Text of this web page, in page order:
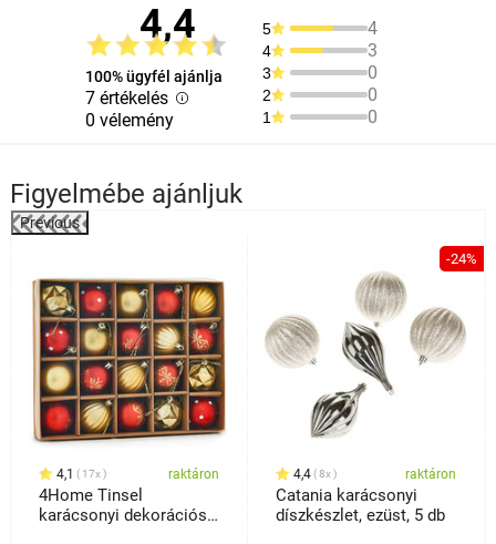
4,4
100% ügyfél ajánlja
7 értékelés
0 vélemény
5 4
4 3
3 0
2 0
1 0
Figyelmébe ajánljuk
Previous
4,1 17x raktáron
4Home Tinsel
karácsonyi dekorációs
-24%
4,4 8x raktáron
Catania karácsonyi
díszkészlet, ezüst, 5 db